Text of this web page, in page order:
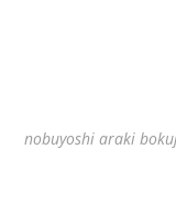
nobuyoshi araki